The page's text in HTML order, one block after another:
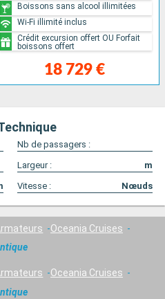
18 729 €
Boissons sans alcool illimitées
Wi-Fi illimité inclus
Crédit excursion offert OU Forfait
boissons offert
Nb de passagers :
Largeur :
m
Vitesse : Nœuds
Oceania Cruises
Oceania Cruises